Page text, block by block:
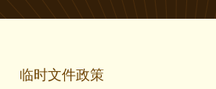
临时文件政策